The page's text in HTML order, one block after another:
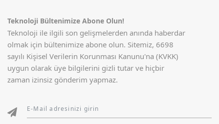
Teknoloji Bültenimize Abone Olun!
Teknoloji ile ilgili son gelişmelerden anında haberdar
olmak için bültenimize abone olun. Sitemiz, 6698
sayılı Kişisel Verilerin Korunması Kanunu'na (KVKK)
uygun olarak üye bilgilerini gizli tutar ve hiçbir
zaman izinsiz gönderim yapmaz.